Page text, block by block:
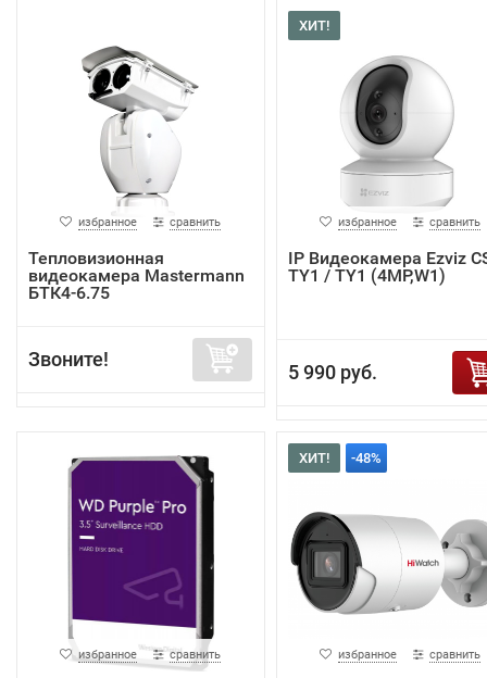
избранное сравнить
Тепловизионная
видеокамера Mastermann
БТК4-6.75
Звоните!
ХИТ!
избранное сравнить
IP Видеокамера Ezviz
TY1 / TY1 (4MP,W1)
5 990 руб.
избранное сравнить
ХИТ! -48%
избранное сравнить